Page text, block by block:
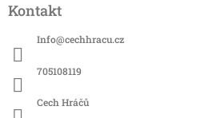
pKontakt
Info@cechhracu.cz
705108119
Cech Hráčů